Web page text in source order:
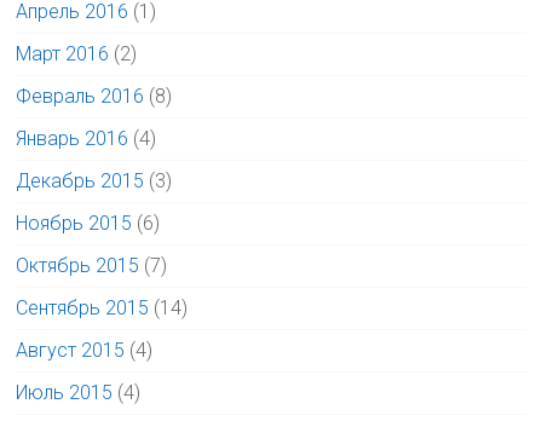
Апрель 2016 (1)
Март 2016 (2)
Февраль 2016 (8)
Январь 2016 (4)
Декабрь 2015 (3)
Ноябрь 2015 (6)
Октябрь 2015 (7)
Сентябрь 2015 (14)
Август 2015 (4)
Июль 2015 (4)